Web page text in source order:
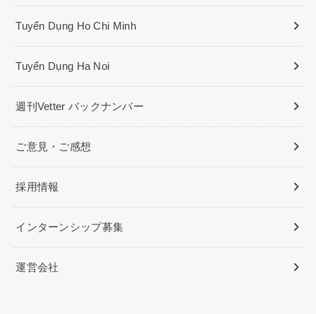
Tuyển Dụng Ho Chi Minh
Tuyển Dụng Ha Noi
週刊Vetter バックナンバー
ご意見・ご感想
採用情報
インターンシップ募集
運営会社